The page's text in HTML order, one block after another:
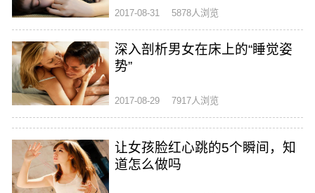
2017-08-31 5878人浏览
深入剖析男女在床上的“睡觉姿
势”
2017-08-29 7917人浏览
让女孩脸红心跳的5个瞬间，知
道怎么做吗